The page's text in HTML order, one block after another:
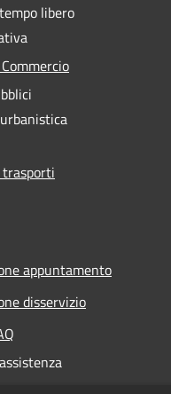
libero
appuntamento
disservizio